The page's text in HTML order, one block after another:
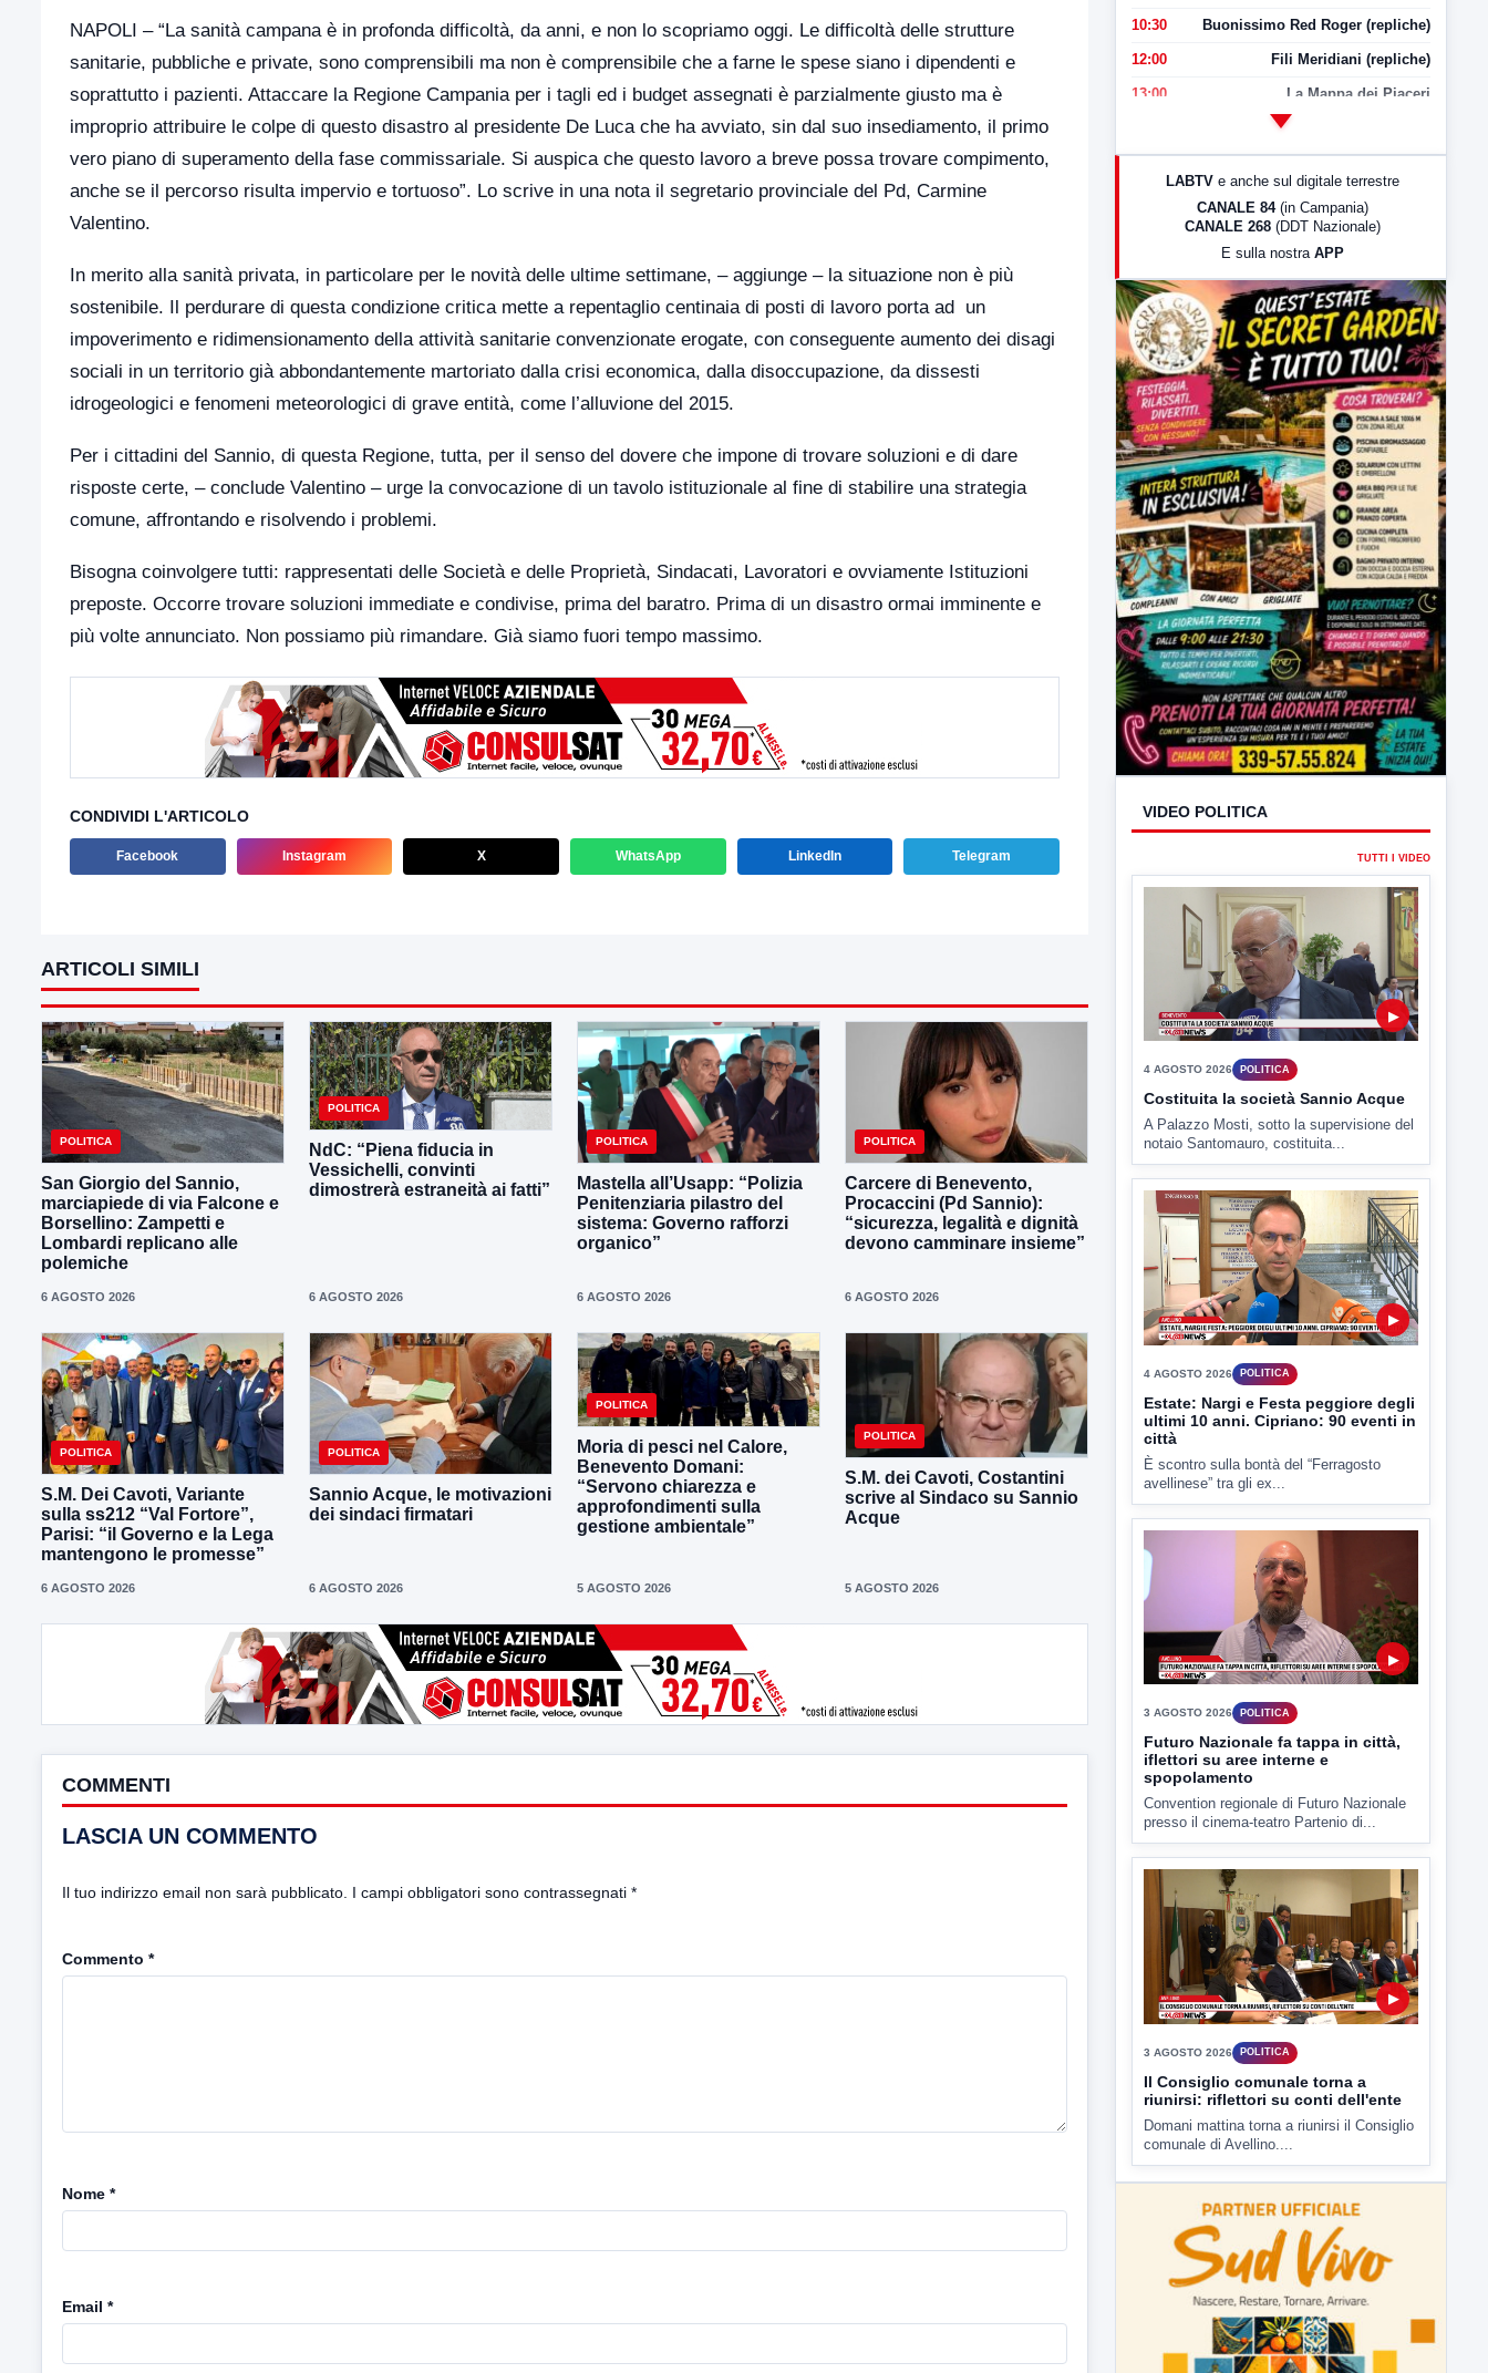
NAPOLI – “La sanità campana è in profonda difficoltà, da anni, e non lo scopriamo oggi. Le difficoltà delle strutture
sanitarie, pubbliche e private, sono comprensibili ma non è comprensibile che a farne le spese siano i dipendenti e
soprattutto i pazienti. Attaccare la Regione Campania per i tagli ed i budget assegnati è parzialmente giusto ma è
improprio attribuire le colpe di questo disastro al presidente De Luca che ha avviato, sin dal suo insediamento, il primo
vero piano di superamento della fase commissariale. Si auspica che questo lavoro a breve possa trovare compimento,
anche se il percorso risulta impervio e tortuoso”. Lo scrive in una nota il segretario provinciale del Pd, Carmine
Valentino.
In merito alla sanità privata, in particolare per le novità delle ultime settimane, – aggiunge – la situazione non è più
sostenibile. Il perdurare di questa condizione critica mette a repentaglio centinaia di posti di lavoro porta ad un
impoverimento e ridimensionamento della attività sanitarie convenzionate erogate, con conseguente aumento dei disagi
sociali in un territorio già abbondantemente martoriato dalla crisi economica, dalla disoccupazione, da dissesti
idrogeologici e fenomeni meteorologici di grave entità, come l’alluvione del 2015.
Per i cittadini del Sannio, di questa Regione, tutta, per il senso del dovere che impone di trovare soluzioni e di dare
risposte certe, – conclude Valentino – urge la convocazione di un tavolo istituzionale al fine di stabilire una strategia
comune, affrontando e risolvendo i problemi.
Bisogna coinvolgere tutti: rappresentati delle Società e delle Proprietà, Sindacati, Lavoratori e ovviamente Istituzioni
preposte. Occorre trovare soluzioni immediate e condivise, prima del baratro. Prima di un disastro ormai imminente e
più volte annunciato. Non possiamo più rimandare. Già siamo fuori tempo massimo.
CONDIVIDI L'ARTICOLO
Facebook Instagram X WhatsApp LinkedIn Telegram
ARTICOLI SIMILI
POLITICA
San Giorgio del Sannio,
marciapiede di via Falcone e
Borsellino: Zampetti e
Lombardi replicano alle
polemiche
6 AGOSTO 2026
POLITICA
NdC: “Piena fiducia in
Vessichelli, convinti
dimostrerà estraneità ai fatti”
6 AGOSTO 2026
POLITICA
Mastella all’Usapp: “Polizia
Penitenziaria pilastro del
sistema: Governo rafforzi
organico”
6 AGOSTO 2026
POLITICA
Carcere di Benevento,
Procaccini (Pd Sannio):
“sicurezza, legalità e dignità
devono camminare insieme”
6 AGOSTO 2026
POLITICA
S.M. Dei Cavoti, Variante
sulla ss212 “Val Fortore”,
Parisi: “il Governo e la Lega
mantengono le promesse”
6 AGOSTO 2026
POLITICA
Sannio Acque, le motivazioni
dei sindaci firmatari
6 AGOSTO 2026
POLITICA
Moria di pesci nel Calore,
Benevento Domani:
“Servono chiarezza e
approfondimenti sulla
gestione ambientale”
5 AGOSTO 2026
POLITICA
S.M. dei Cavoti, Costantini
scrive al Sindaco su Sannio
Acque
5 AGOSTO 2026
COMMENTI
LASCIA UN COMMENTO
Il tuo indirizzo email non sarà pubblicato. I campi obbligatori sono contrassegnati *
Commento *
Nome *
Email *
10:30 Buonissimo Red Roger (repliche)
12:00 Fili Meridiani (repliche)
13:00 La Mappa dei Piaceri
LabNews (Diretta)
23:00 LabNews (replica)
LABTV e anche sul digitale terrestre
CANALE 84 (in Campania)
CANALE 268 (DDT Nazionale)
E sulla nostra APP
VIDEO POLITICA
TUTTI I VIDEO
▶
4 AGOSTO 2026 POLITICA
Costituita la società Sannio Acque
A Palazzo Mosti, sotto la supervisione del
notaio Santomauro, costituita...
4 AGOSTO 2026 POLITICA
Estate: Nargi e Festa peggiore degli
ultimi 10 anni. Cipriano: 90 eventi in
città
È scontro sulla bontà del “Ferragosto
avellinese” tra gli ex...
3 AGOSTO 2026 POLITICA
Futuro Nazionale fa tappa in città,
iflettori su aree interne e
spopolamento
Convention regionale di Futuro Nazionale
presso il cinema-teatro Partenio di...
3 AGOSTO 2026
Il Consiglio comunale torna a
riunirsi: riflettori su conti dell'ente
Domani mattina torna a riunirsi il Consiglio
comunale di Avellino....